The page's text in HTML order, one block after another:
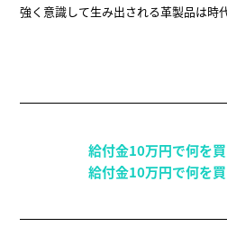
強く意識して生み出される革製品は時
給付金10万円で何を
給付金10万円で何を